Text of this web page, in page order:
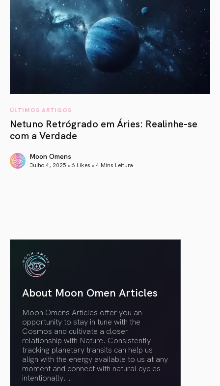
ÚLTIMOS ARTIGOS
Netuno Retrógrado em Áries: Realinhe-se
com a Verdade
Moon Omens
Julho 4, 2025 • 6 Likes • 4 Mins Leitura
About Moon Omen Articles
Moon Omens Articles offer you an
opportunity to stay in tune with the
Cosmos and cultivate a closer
relationship with Nature. Consistently
tracking planetary transits can help us
align with the energy available to us at any
moment and connect with natural cycles
intentionally...